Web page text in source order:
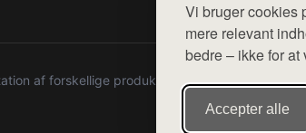
Vi bruger cookies
mere relevant
bedre – ikke for
Accepter alle
af forskellige produkter fra diverse